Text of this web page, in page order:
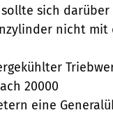
sich darüber
nicht mit
20000
eine